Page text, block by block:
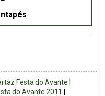
Festa do Avante
do Avante 2011